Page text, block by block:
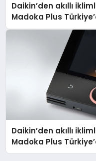
Daikin’den akıllı
Madoka Plus
Daikin’den akıllı
Madoka Plus